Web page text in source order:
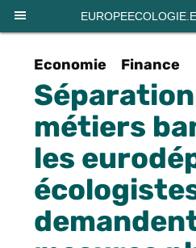
Economie Finance
métiers
les